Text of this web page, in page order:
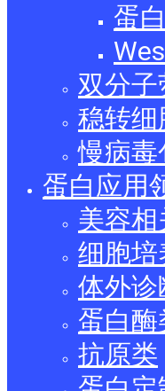
蛋
双分子
稳转细
慢病毒
蛋白应用
美容相
细胞培
体外诊
蛋白酶
抗原类